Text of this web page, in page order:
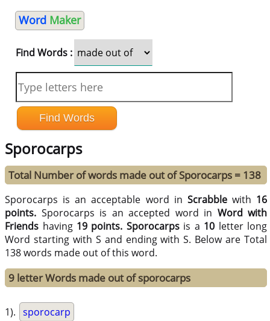
Word Maker
Find Words :
Sporocarps
Total Number of words made out of Sporocarps = 138
Sporocarps is an acceptable word in Scrabblewith 16
points. Sporocarps is an accepted word in Word with
Friends having 19 points. Sporocarpsis a 10 letter long
Word starting with S and ending with S. Below are Total
138 words made out of this word.
9 letter Words made out of sporocarps
1). sporocarp